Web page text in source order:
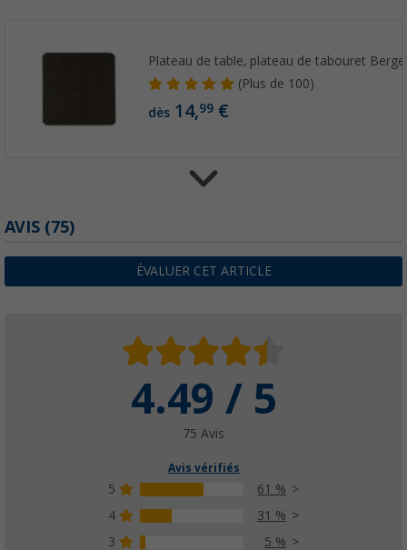
Plateau de table, plateau de tabouret
(Plus de 100)
dès 14,99 €
19,99€
Tente universelle et de cuisine
(52)
99€PVC
AVIS (75)
ÉVALUER CET ARTICLE
4.49 / 5
75 Avis
Avis vérifiés
5
61 %
4
31 %
3
5 %